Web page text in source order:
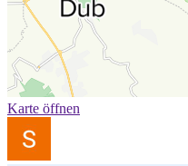
Karte öffnen